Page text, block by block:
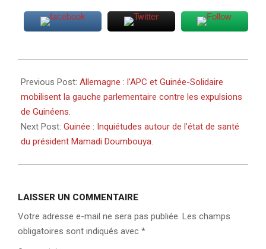
02-
28
Previous Post: Allemagne : l’APC et Guinée-Solidaire
mobilisent la gauche parlementaire contre les expulsions
de Guinéens.
Next Post: Guinée : Inquiétudes autour de l’état de santé
du président Mamadi Doumbouya.
LAISSER UN COMMENTAIRE
Votre adresse e-mail ne sera pas publiée. Les champs
obligatoires sont indiqués avec *